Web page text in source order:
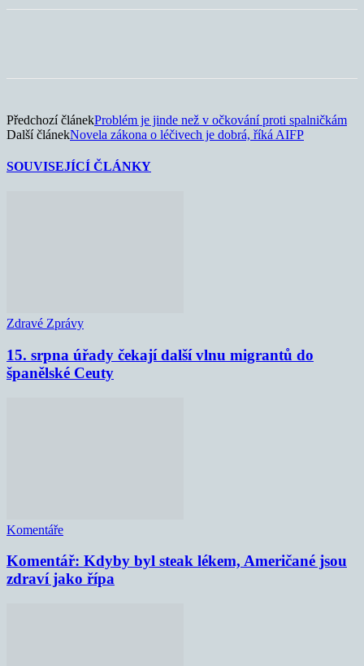
Předchozí článekProblém je jinde než v očkování proti spalničkám
Další článekNovela zákona o léčivech je dobrá, říká AIFP
SOUVISEJÍCÍ ČLÁNKY
Zdravé Zprávy
15. srpna úřady čekají další vlnu migrantů do
španělské Ceuty
Komentáře
Komentář: Kdyby byl steak lékem, Američané jsou
zdraví jako řípa